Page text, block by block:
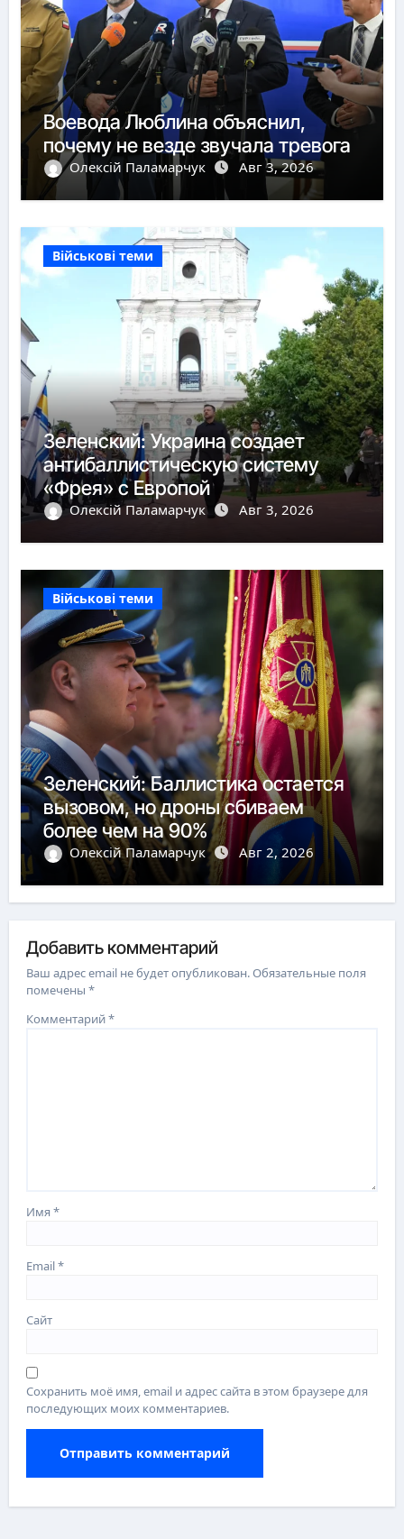
Воевода Люблина объяснил,
почему не везде звучала тревога
Олексій Паламарчук Авг 3, 2026
Військові теми
Зеленский: Украина создает
антибаллистическую систему
«Фрея» с Европой
Олексій Паламарчук Авг 3, 2026
Військові теми
Зеленский: Баллистика остается
вызовом, но дроны сбиваем
более чем на 90%
Олексій Паламарчук Авг 2, 2026
Добавить комментарий
Ваш адрес email не будет опубликован.Обязательные поля
помечены*
Комментарий*
Имя*
Email*
Сайт
Сохранить моё имя, email и адрес сайта в этом браузере для
последующих моих комментариев.